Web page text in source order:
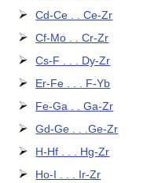
Cd-Ce . . Ce-Zr
Cf-Mo . . Cr-Zr
Cs-F . . . Dy-Zr
Er-Fe . . . F-Yb
Fe-Ga . . Ga-Zr
Gd-Ge . . .Ge-Zr
H-Hf . . . Hg-Zr
Ho-I . . . Ir-Zr